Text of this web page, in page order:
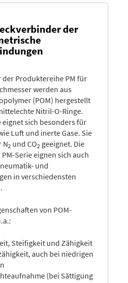
der
der Produktereihe PM für
werden aus
(POM) hergestellt
Nitril-O-Ringe.
sich besonders für
Luft und inerte Gase. Sie
N2 und CO2 geeignet. Die
Serie eignen sich auch
und
in verschiedensten
von POM-
Steifigkeit und Zähigkeit
auch bei niedrigen
(bei Sättigung